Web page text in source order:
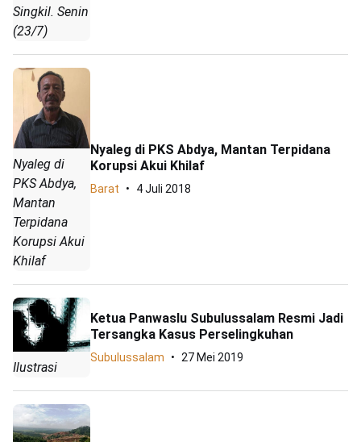
Singkil. Senin
(23/7)
Nyaleg di
PKS Abdya,
Mantan
Terpidana
Korupsi Akui
Khilaf
Nyaleg di PKS Abdya, Mantan Terpidana
Korupsi Akui Khilaf
Barat 4 Juli 2018
Ilustrasi
Ketua Panwaslu Subulussalam Resmi Jadi
Tersangka Kasus Perselingkuhan
Subulussalam 27 Mei 2019